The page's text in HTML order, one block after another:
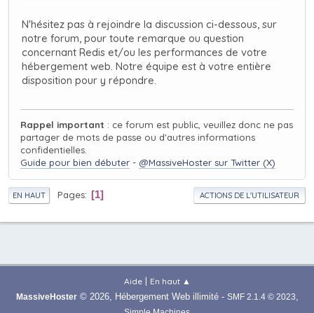
N'hésitez pas à rejoindre la discussion ci-dessous, sur
notre forum, pour toute remarque ou question
concernant Redis et/ou les performances de votre
hébergement web. Notre équipe est à votre entière
disposition pour y répondre.
Rappel important : ce forum est public, veuillez donc ne pas
partager de mots de passe ou d'autres informations
confidentielles.
Guide pour bien débuter - @MassiveHoster sur Twitter (X)
EN HAUT Pages 1 ACTIONS DE L'UTILISATEUR
Aide| En haut ▲
MassiveHoster© 2026, Hébergement Web illimité - SMF 2.1.4 © 2023,